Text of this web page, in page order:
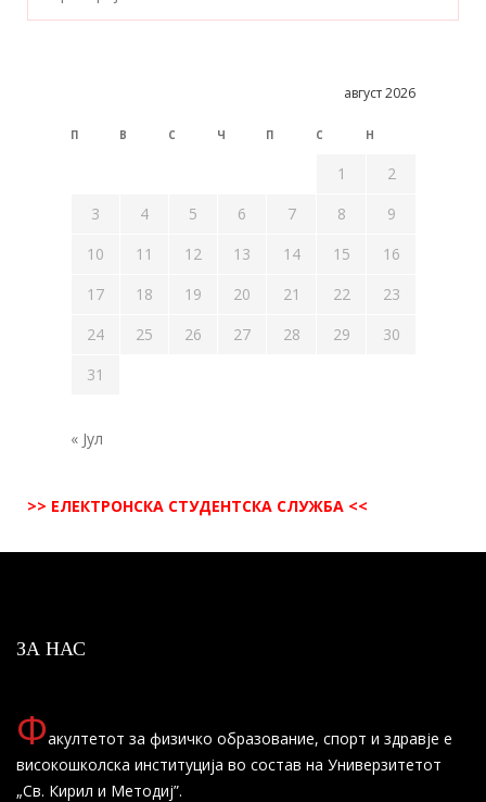
август 2026
П В С Ч П С Н
1
2
3
4 5 6 7 8
9
10
11 12 13 14 15
16
17
18 19 20 21 22
23
24
25 26 27 28 29
30
31
« Јул
>> ЕЛЕКТРОНСКА СТУДЕНТСКА СЛУЖБА <<
ЗА НАС
Факултетот за физичко образование, спорт и здравје е
високошколска институција во состав на Универзитетот
„Св. Кирил и Методиј”.